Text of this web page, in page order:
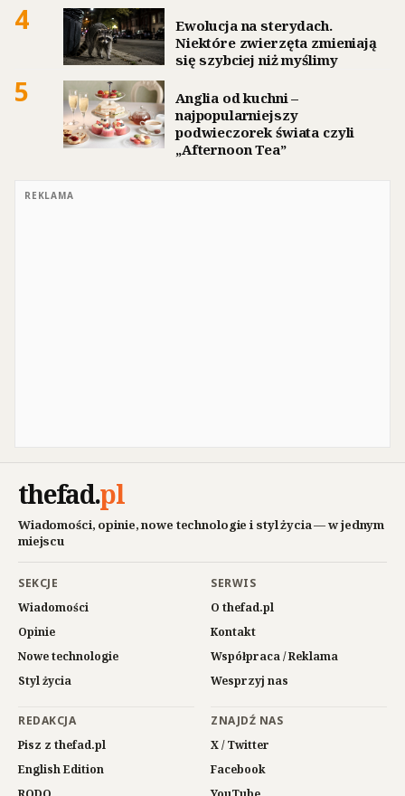
4
Ewolucja na sterydach.
Niektóre zwierzęta zmieniają
się szybciej niż myślimy
5
Anglia od kuchni –
najpopularniejszy
podwieczorek świata czyli
„Afternoon Tea”
REKLAMA
thefad.pl
Wiadomości, opinie, nowe technologie i styl życia — w jednym
miejscu
SEKCJE
Wiadomości
Opinie
Nowe technologie
Styl życia
SERWIS
O thefad.pl
Kontakt
Współpraca / Reklama
Wesprzyj nas
REDAKCJA
Pisz z thefad.pl
English Edition
ZNAJDŹ NAS
X / Twitter
Facebook